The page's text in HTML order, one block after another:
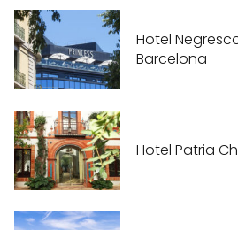
Hotel
Barcelona
Hotel Patria